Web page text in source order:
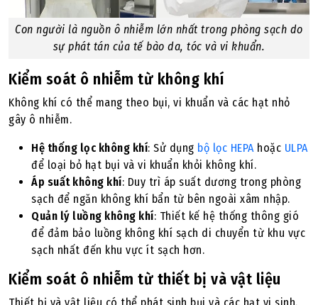
Con người là nguồn ô nhiễm lớn nhất trong phòng sạch do
sự phát tán của tế bào da, tóc và vi khuẩn.
Kiểm soát ô nhiễm từ không khí
Không khí có thể mang theo bụi, vi khuẩn và các hạt nhỏ
gây ô nhiễm.
Hệ thống lọc không khí: Sử dụng bộ lọc HEPAhoặc ULPA
để loại bỏ hạt bụi và vi khuẩn khỏi không khí.
Áp suất không khí: Duy trì áp suất dương trong phòng
sạch để ngăn không khí bẩn từ bên ngoài xâm nhập.
Quản lý luồng không khí: Thiết kế hệ thống thông gió
để đảm bảo luồng không khí sạch di chuyển từ khu vực
sạch nhất đến khu vực ít sạch hơn.
Kiểm soát ô nhiễm từ thiết bị và vật liệu